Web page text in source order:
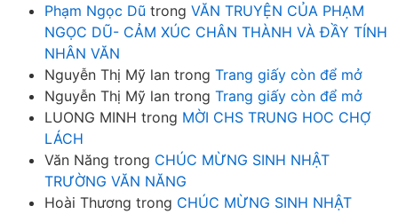
Phạm Ngọc Dũ trong VĂN TRUYỆN CỦA PHẠM
NGỌC DŨ- CẢM XÚC CHÂN THÀNH VÀ ĐẦY TÍNH
NHÂN VĂN
Nguyễn Thị Mỹ lan trong Trang giấy còn để mở
Nguyễn Thị Mỹ lan trong Trang giấy còn để mở
LUONG MINH trong MỜI CHS TRUNG HOC CHỢ
LÁCH
Văn Năng trong CHÚC MỪNG SINH NHẬT
TRƯỜNG VĂN NĂNG
Hoài Thương trong CHÚC MỪNG SINH NHẬT